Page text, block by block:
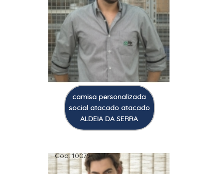
camisa personalizada
social atacado atacado
ALDEIA DA SERRA
Cod.:10079